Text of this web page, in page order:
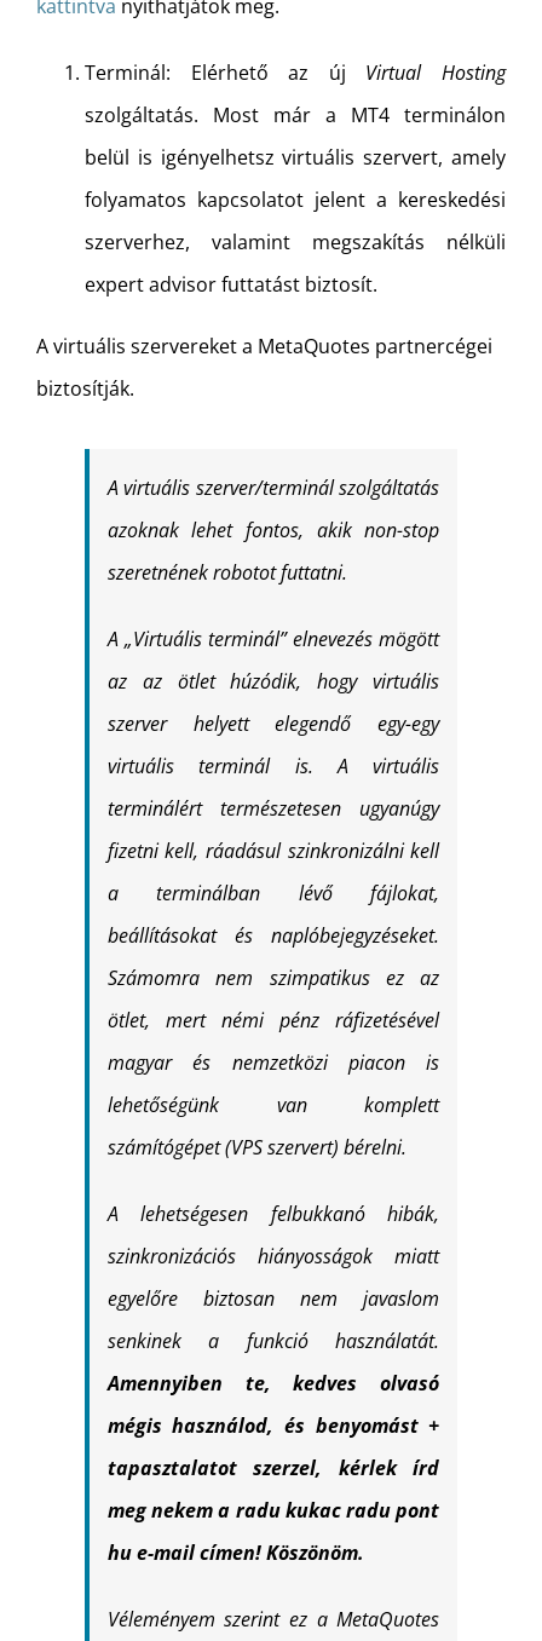
kattintva nyithatjátok meg.
Terminál: Elérhető az új Virtual Hosting
szolgáltatás. Most már a MT4 terminálon
belül is igényelhetsz virtuális szervert, amely
folyamatos kapcsolatot jelent a kereskedési
szerverhez, valamint megszakítás nélküli
expert advisor futtatást biztosít.
A virtuális szervereket a MetaQuotes partnercégei
biztosítják.
A virtuális szerver/terminál szolgáltatás
azoknak lehet fontos, akik non-stop
szeretnének robotot futtatni.
A „Virtuális terminál” elnevezés mögött
az az ötlet húzódik, hogy virtuális
szerver helyett elegendő egy-egy
virtuális terminál is. A virtuális
terminálért természetesen ugyanúgy
fizetni kell, ráadásul szinkronizálni kell
a terminálban lévő fájlokat,
beállításokat és naplóbejegyzéseket.
Számomra nem szimpatikus ez az
ötlet, mert némi pénz ráfizetésével
magyar és nemzetközi piacon is
lehetőségünk van komplett
számítógépet (VPS szervert) bérelni.
A lehetségesen felbukkanó hibák,
szinkronizációs hiányosságok miatt
egyelőre biztosan nem javaslom
senkinek a funkció használatát.
Amennyiben te, kedves olvasó
mégis használod, és benyomást +
tapasztalatot szerzel, kérlek írd
meg nekem a radu kukac radu pont
hu e-mail címen! Köszönöm.
Véleményem szerint ez a MetaQuotes